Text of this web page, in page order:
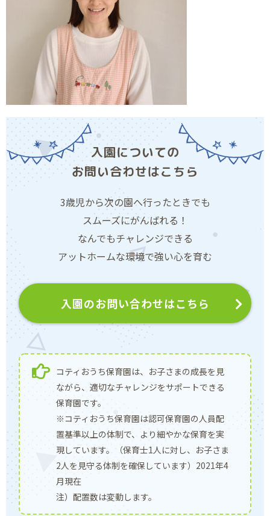
入園についての
お問い合わせはこちら
3歳児から次の園へ行ったときでも
スムーズにがんばれる！
なんでもチャレンジできる
アットホームな環境で強い心を育む
入園のお問い合わせはこちら
コティおうち保育園は、お子さまの成長を見
ながら、適切なチャレンジをサポートできる
保育園です。
※コティおうち保育園は認可保育園の人員配
置基準以上の体制で、より細やかな保育を実
現しています。（保育士1人に対し、お子さま
2人を見守る体制を確保しています）2021年4
月現在
注）配置数は変動します。